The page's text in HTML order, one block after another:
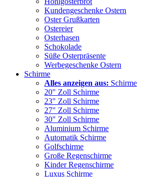
Kundengeschenke Ostern
Oster Grußkarten
Ostereier
Osterhasen
Schokolade
Süße Osterpräsente
Werbegeschenke Ostern
Schirme
Alles anzeigen aus: Schirme
20" Zoll Schirme
23" Zoll Schirme
27" Zoll Schirme
30" Zoll Schirme
Aluminium Schirme
Automatik Schirme
Golfschirme
Große Regenschirme
Kinder Regenschirme
Luxus Schirme